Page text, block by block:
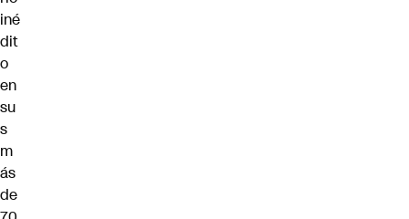
iné
dit
o
en
su
s
m
ás
de